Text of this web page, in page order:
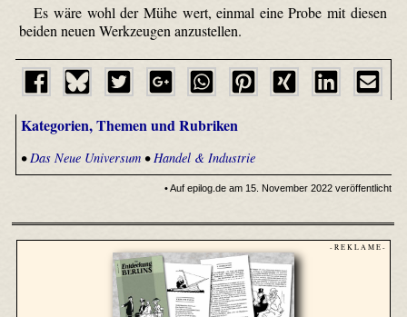
Es wäre wohl der Mühe wert, einmal eine Probe mit diesen
beiden neuen Werkzeugen anzustellen.
Kategorien, Themen und Rubriken
• Das Neue Universum• Handel & Industrie
• Auf epilog.de am 15. November 2022 veröffentlicht
- R E K L A M E -